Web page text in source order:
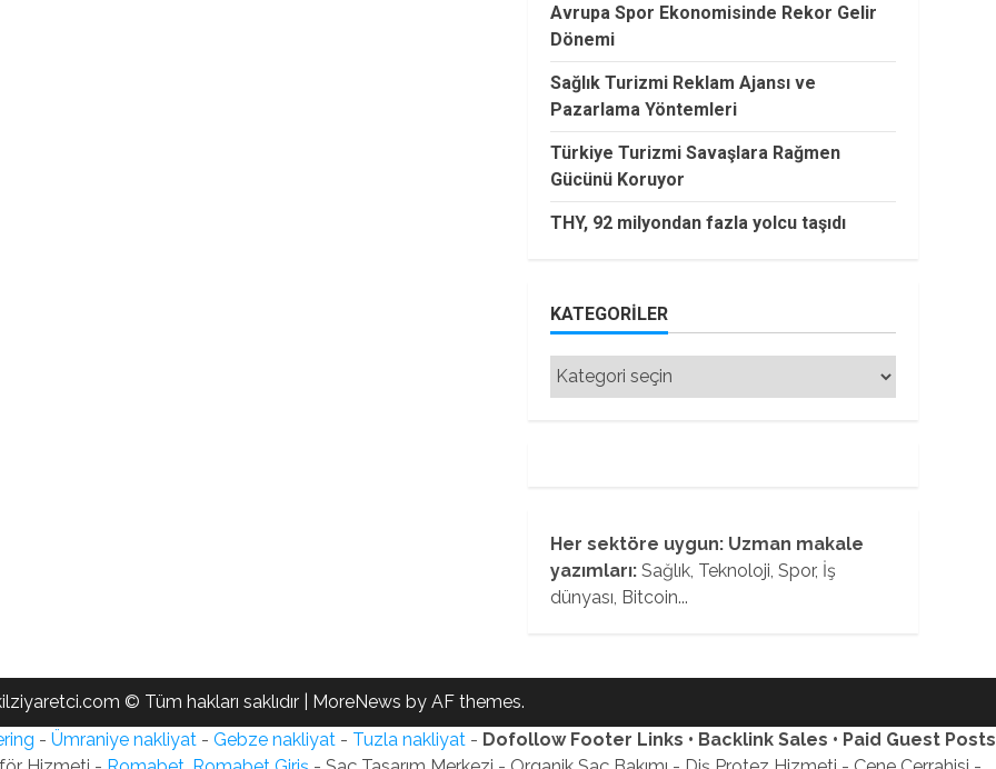
Avrupa Spor Ekonomisinde Rekor Gelir
Dönemi
Sağlık Turizmi Reklam Ajansı ve
Pazarlama Yöntemleri
Türkiye Turizmi Savaşlara Rağmen
Gücünü Koruyor
THY, 92 milyondan fazla yolcu taşıdı
KATEGORILER
Kategoriler
Her sektöre uygun: Uzman makale
yazımları:Sağlık, Teknoloji, Spor, İş
dünyası, Bitcoin...
© Tüm hakları saklıdır MoreNews by AF themes.
- Ümraniye nakliyat - Gebze nakliyat - Tuzla nakliyat - Dofollow Footer Links • Backlink Sales • Paid Guest Posts